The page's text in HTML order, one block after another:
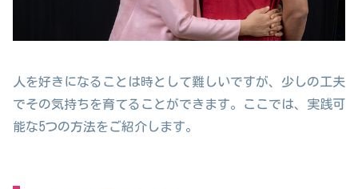
人を好きになることは時として難しいですが、少しの工夫
でその気持ちを育てることができます。ここでは、実践可
能な5つの方法をご紹介します。